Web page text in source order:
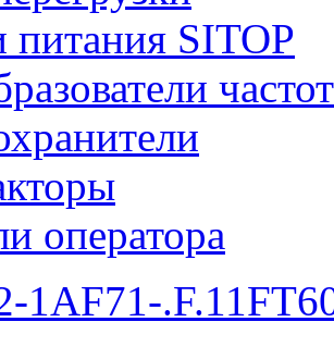
питания SITOP
оператора
1AF71-.F.1